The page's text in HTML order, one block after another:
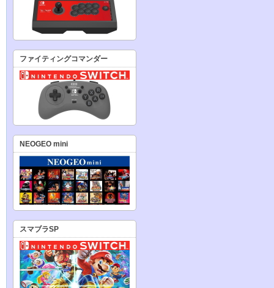
ファイティングコマンダー
NEOGEO mini
スマブラSP